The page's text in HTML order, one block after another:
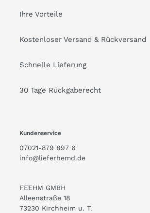
Ihre Vorteile
Kostenloser Versand & Rückversand
Schnelle Lieferung
30 Tage Rückgaberecht
Kundenservice
07021-879 897 6
info@lieferhemd.de
FEEHM GMBH
Alleenstraße 18
73230 Kirchheim u. T.